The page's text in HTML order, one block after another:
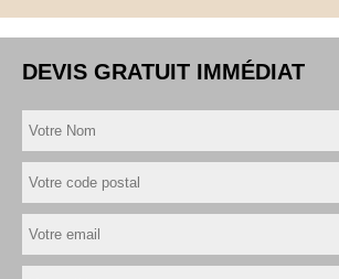
DEVIS GRATUIT IMMÉDIAT